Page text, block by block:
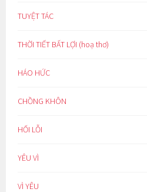
TUYỆT TÁC
THỜI TIẾT BẤT LỢI (hoạ thơ)
HÁO HỨC
CHỒNG KHÔN
HỐI LỖI
YÊU VÌ
VÌ YÊU